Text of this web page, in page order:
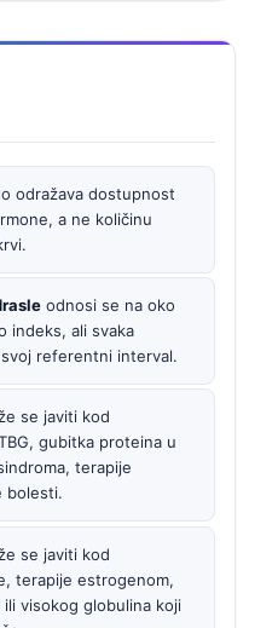
odražava dostupnost
a ne količinu
odnosi se na oko
indeks, ali svaka
referentni interval.
se javiti kod
gubitka proteina u
terapije
bolesti.
se javiti kod
terapije estrogenom,
visokog globulina koji